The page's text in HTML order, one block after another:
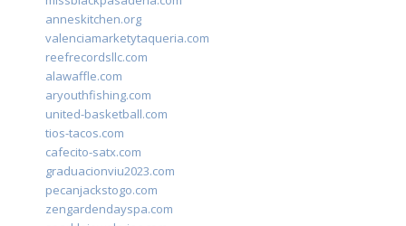
anneskitchen.org
valenciamarketytaqueria.com
reefrecordsllc.com
alawaffle.com
aryouthfishing.com
united-basketball.com
tios-tacos.com
cafecito-satx.com
graduacionviu2023.com
pecanjackstogo.com
zengardendayspa.com